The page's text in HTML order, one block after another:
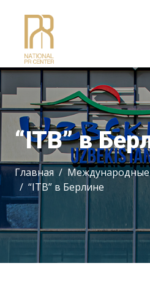
“ITB” в
Главная
“ITB” в Берлине